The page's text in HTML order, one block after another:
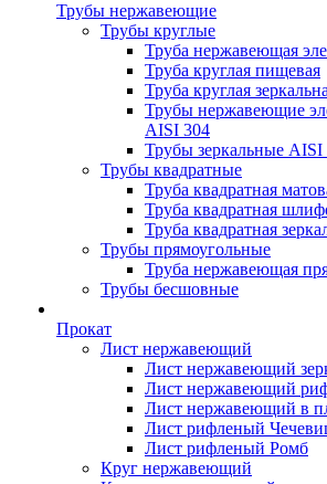
Трубы нержавеющие
Трубы круглые
Труба нержавеющая
Труба круглая пищевая
Труба круглая
Трубы нержавеющие
AISI 304
Трубы зеркальные AISI
Трубы квадратные
Труба квадратная
Труба квадратная
Труба квадратная
Трубы прямоугольные
Труба нержавеющая
Трубы бесшовные
Прокат
Лист нержавеющий
Лист нержавеющий
Лист нержавеющий
Лист нержавеющий в
Лист рифленый
Лист рифленый Ромб
Круг нержавеющий